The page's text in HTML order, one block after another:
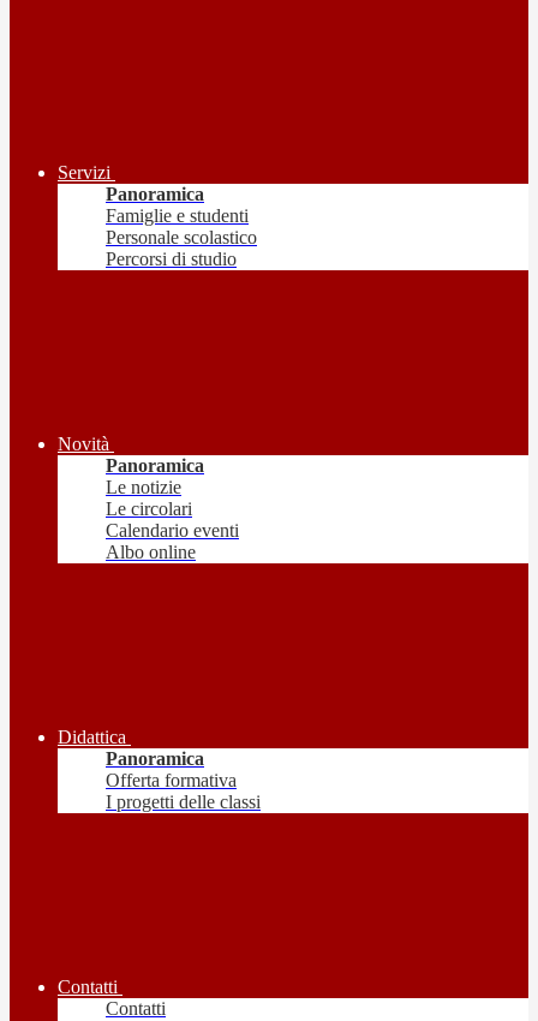
Servizi
Panoramica
Famiglie e studenti
Personale scolastico
Percorsi di studio
Novità
Panoramica
Le notizie
Le circolari
Calendario eventi
Albo online
Didattica
Panoramica
Offerta formativa
I progetti delle classi
Contatti
Contatti